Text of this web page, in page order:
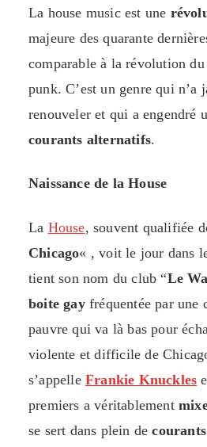
La house music est une
majeure des quarante
comparable à la révolution
punk. C’est un genre qui n’a
renouveler et qui a engendré
courants alternatifs.
Naissance de la House
La House, souvent qualifiée
Chicago« , voit le jour dans
tient son nom du club “Le
boite gayfréquentée par une
pauvre qui va là bas pour
violente et difficile de
s’appelle Frankie Knuckles
premiers a véritablement
se sert dans plein de